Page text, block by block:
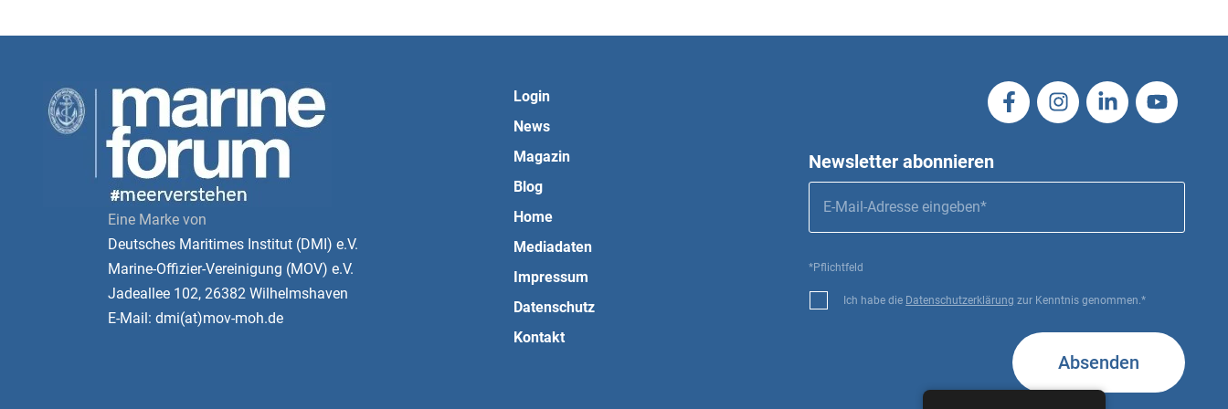
Eine Marke von
Deutsches Maritimes Institut (DMI) e.V.
Marine-Offizier-Vereinigung (MOV) e.V.
Jadeallee 102, 26382 Wilhelmshaven
E-Mail: dmi(at)mov-moh.de
Login
News
Magazin
Blog
Home
Mediadaten
Impressum
Datenschutz
Kontakt
Newsletter abonnieren
*Pflichtfeld
Ich habe die Datenschutzerklärung zur Kenntnis genommen.*
Absenden